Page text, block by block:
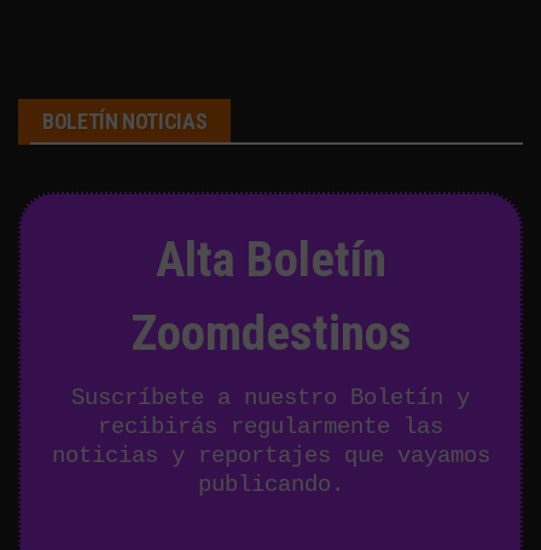
BOLETÍN NOTICIAS
Alta Boletín
Zoomdestinos
Suscríbete a nuestro Boletín y
recibirás regularmente las
noticias y reportajes que vayamos
publicando.